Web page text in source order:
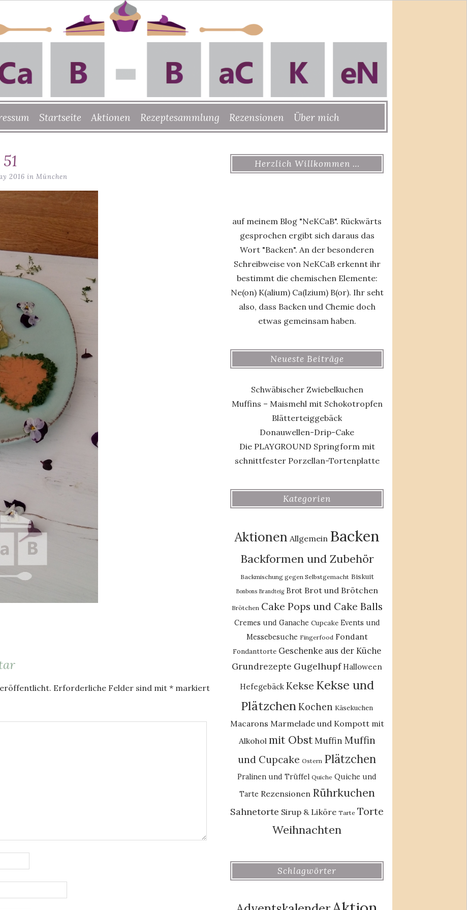
Startseite Aktionen Rezeptesammlung Rezensionen Über mich
2016 in München
Erforderliche Felder sind mit * markiert
Herzlich Willkommen …
auf meinem Blog "NeKCaB". Rückwärts
gesprochen ergibt sich daraus das
Wort "Backen". An der besonderen
Schreibweise von NeKCaB erkennt ihr
bestimmt die chemischen Elemente:
Ne(on) K(alium) Ca(lzium) B(or). Ihr seht
also, dass Backen und Chemie doch
etwas gemeinsam haben.
Neueste Beiträge
Schwäbischer Zwiebelkuchen
Muffins – Maismehl mit Schokotropfen
Blätterteiggebäck
Donauwellen-Drip-Cake
Die PLAYGROUND Springform mit
schnittfester Porzellan-Tortenplatte
Kategorien
Aktionen Allgemein Backen
Backformen und Zubehör
Backmischung gegen Selbstgemacht Biskuit
Bonbons Brandteig Brot Brot und Brötchen
Brötchen Cake Pops und Cake Balls
Cremes und Ganache Cupcake Events und
Messebesuche Fingerfood Fondant
Fondanttorte Geschenke aus der Küche
Grundrezepte Gugelhupf Halloween
Hefegebäck Kekse Kekse und
Plätzchen Kochen Käsekuchen
Macarons Marmelade und Kompott mit
Alkohol mit Obst Muffin Muffin
und Cupcake Ostern Plätzchen
Pralinen und Trüffel Quiche Quiche und
Tarte Rezensionen Rührkuchen
Sahnetorte Sirup & Liköre Tarte Torte
Weihnachten
Schlagwörter